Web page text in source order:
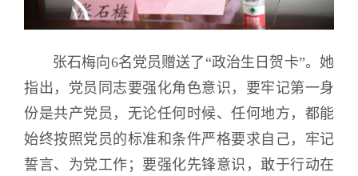
张石梅向6名党员赠送了“政治生日贺卡”。她
指出，党员同志要强化角色意识，要牢记第一身
份是共产党员，无论任何时候、任何地方，都能
始终按照党员的标准和条件严格要求自己，牢记
誓言、为党工作；要强化先锋意识，敢于行动在